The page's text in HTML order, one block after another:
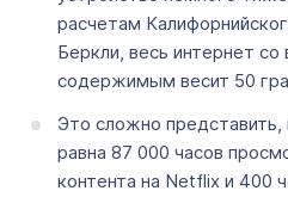
расчетам
Беркли, весь интернет
содержимым весит 50
Это сложно
равна 87 000 часов
контента на Netflix и 400